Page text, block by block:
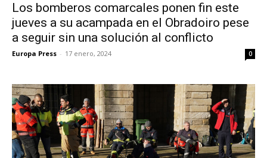
Los bomberos comarcales ponen fin este
jueves a su acampada en el Obradoiro pese
a seguir sin una solución al conflicto
Europa Press - 17 enero, 2024 0